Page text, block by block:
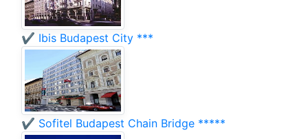
✔️ Ibis Budapest City ***
✔️ Sofitel Budapest Chain Bridge *****